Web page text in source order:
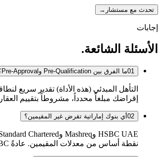
تحدث مع مستشار →
إجابات
الأسئلة الشائعة.
01ما الفرق بين Pre-Qualification وPre-Approval؟
التأهل المبدئي (هذه الأداة) تقدير سريع
إقراضك مبلغاً محدداً، مشروطاً بتقييم العقار — عادةً 3–7 أيام
02أي بنوك إماراتية تقرض غير المقيمين؟
نقطة أساس من معدلات المقيمين. عادةً HSBC الأسلس لمقدمي الطلبات بدخل خارج الإمارات.